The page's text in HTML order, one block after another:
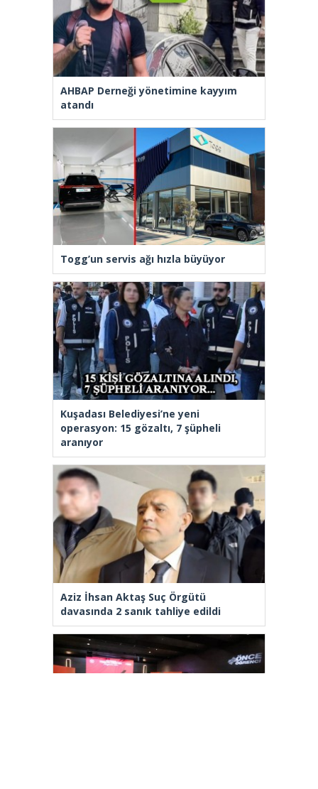
AHBAP Derneği yönetimine kayyım
atandı
Togg’un servis ağı hızla büyüyor
Kuşadası Belediyesi’ne yeni
operasyon: 15 gözaltı, 7 şüpheli
aranıyor
Aziz İhsan Aktaş Suç Örgütü
davasında 2 sanık tahliye edildi